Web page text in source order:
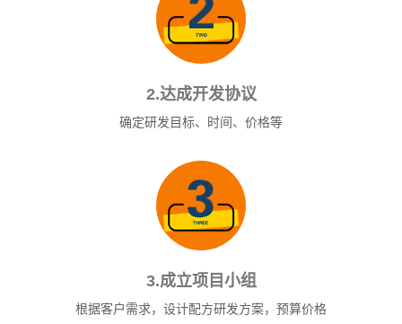
2.达成开发协议
确定研发目标、时间、价格等
3.成立项目小组
根据客户需求，设计配方研发方案，预算价格